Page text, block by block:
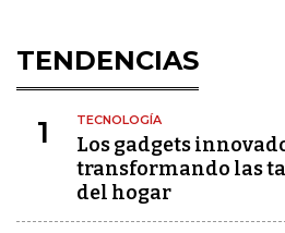
TENDENCIAS
1 TECNOLOGÍA
Los gadgets
transformando las
del hogar